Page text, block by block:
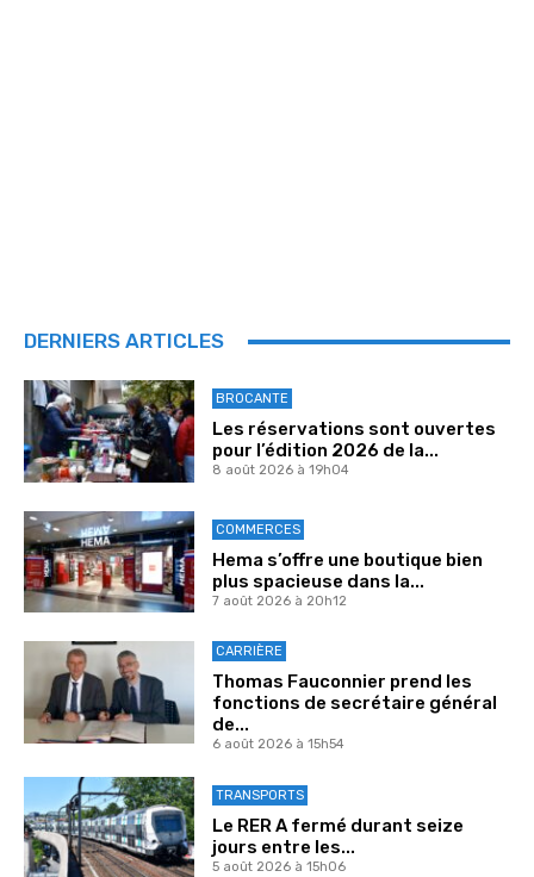
DERNIERS ARTICLES
BROCANTE
Les réservations sont ouvertes
pour l’édition 2026 de la...
8 août 2026 à 19h04
COMMERCES
Hema s’offre une boutique bien
plus spacieuse dans la...
7 août 2026 à 20h12
CARRIÈRE
Thomas Fauconnier prend les
fonctions de secrétaire général
de...
6 août 2026 à 15h54
TRANSPORTS
Le RER A fermé durant seize
jours entre les...
5 août 2026 à 15h06